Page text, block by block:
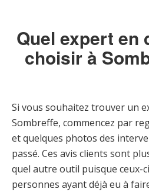
Quel expert en
choisir à
Si vous souhaitez trouver un
Sombreffe, commencez par
et quelques photos des
passé. Ces avis clients sont
quel autre outil puisque ceux-
personnes ayant déjà eu à